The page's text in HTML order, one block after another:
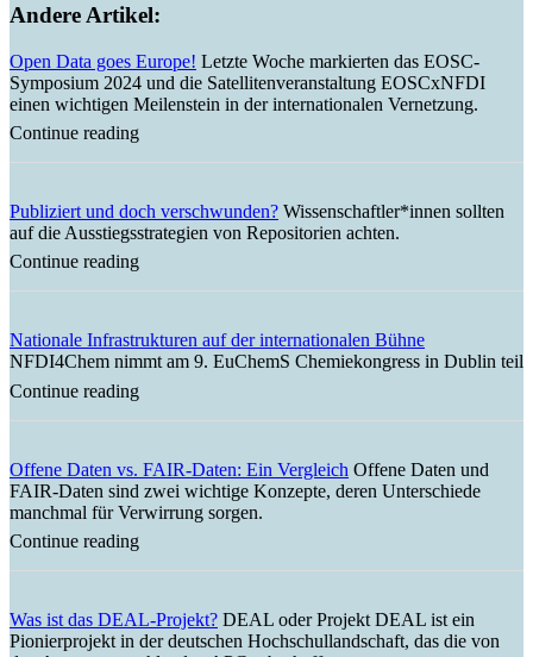
Andere Artikel:
Open Data goes Europe! Letzte Woche markierten das EOSC-
Symposium 2024 und die Satellitenveranstaltung EOSCxNFDI
einen wichtigen Meilenstein in der internationalen Vernetzung.
Continue reading
Publiziert und doch verschwunden? Wissenschaftler*innen sollten
auf die Ausstiegsstrategien von Repositorien achten.
Continue reading
Nationale Infrastrukturen auf der internationalen Bühne
NFDI4Chem nimmt am 9. EuChemS Chemiekongress in Dublin teil
Continue reading
Offene Daten vs. FAIR-Daten: Ein Vergleich Offene Daten und
FAIR-Daten sind zwei wichtige Konzepte, deren Unterschiede
manchmal für Verwirrung sorgen.
Continue reading
Was ist das DEAL-Projekt? DEAL oder Projekt DEAL ist ein
Pionierprojekt in der deutschen Hochschullandschaft, das die von